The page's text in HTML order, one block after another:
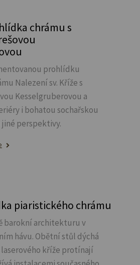
chrámu s
prohlídku
Nalezení sv. Kříže s
Kesselgruberovou a
i bohatou sochařskou
perspektivy.
piaristického chrámu
barokní architekturu v
hávu. Obětní stůl dýchá
kříže protínají